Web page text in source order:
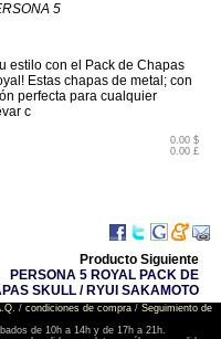
5
estilo con el Pack de Chapas
Estas chapas de metal; con
perfecta para cualquier
c
0.00 $
0.00 £
Producto Siguiente
PERSONA 5 ROYAL PACK DE
SKULL / RYUI SAKAMOTO
/ condiciones de compra/ Seguimiento de
de 10h a 14h y de 17h a 21h.